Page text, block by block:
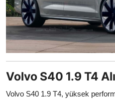
Volvo S40 1.9 T4
Volvo S40 1.9 T4, yüksek